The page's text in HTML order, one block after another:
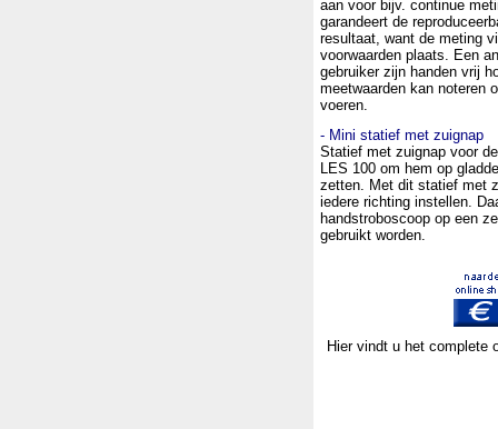
aan voor bijv. continue
garandeert de
resultaat, want de meting
voorwaarden plaats. Een
gebruiker zijn handen vrij
meetwaarden kan noteren
voeren.
- Mini statief met zuignap
Statief met zuignap voor
LES 100 om hem op
zetten. Met dit statief met
iedere richting instellen.
handstroboscoop op een
gebruikt worden.
Hier vindt u het complete